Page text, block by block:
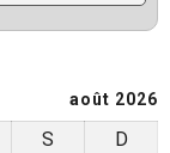
août 2026
S D